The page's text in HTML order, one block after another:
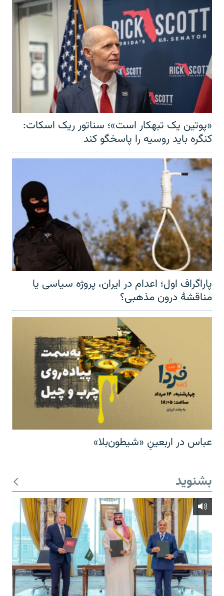
«پوتین یک تبهکار است»؛ سناتور ریک اسکات:
کنگره باید روسیه را پاسخگو کند
پاراگراف اول؛ اعدام در ایران، پروژه سیاسی یا
مناقشهٔ درون مذهبی؟
عباس در اربعینِ «شیطون‌بلا»
بشنوید